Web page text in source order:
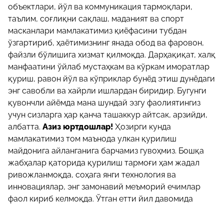
объектлари, йўл ва коммуникация тармоқлари,
таълим, соғлиқни сақлаш, маданият ва спорт
масканлари мамлакатимиз қиёфасини тубдан
ўзгартириб, ҳаётимизнинг янада обод ва фаровон,
файзли бўлишига хизмат қилмоқда. Дарҳақиқат, халқ
манфаатини ўйлаб мустаҳкам ва кўркам иморатлар
қуриш, равон йўл ва кўприклар бунёд этиш дунёдаги
энг савобли ва хайрли ишлардан биридир. Бугунги
қувончли айёмда мана шундай эзгу фаолиятингиз
учун сизларга ҳар қанча ташаккур айтсак, арзийди,
албатта. Азиз юртдошлар! Ҳозирги кунда
мамлакатимиз том маънода улкан қурилиш
майдонига айланганига барчамиз гувоҳмиз. Бошқа
жабҳалар қаторида қурилиш тармоғи ҳам жадал
ривожланмоқда, соҳага янги технология ва
инновациялар, энг замонавий меъморий ечимлар
фаол кириб келмоқда. Ўтган етти йил давомида